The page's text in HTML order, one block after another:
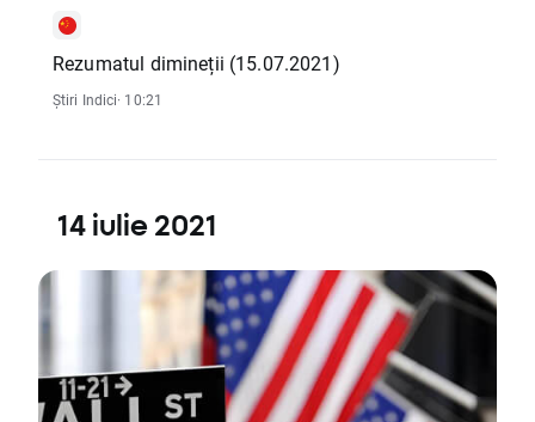
Rezumatul dimineții (15.07.2021)
Știri Indici· 10:21
14 iulie 2021